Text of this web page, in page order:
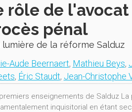
rôle de
pénal
lumière de la réforme Salduz
Aude Beernaert, Mathieu Beys,
, Éric Staudt, Jean-Christophe
enseignements de Salduz
inquisitorial en étant